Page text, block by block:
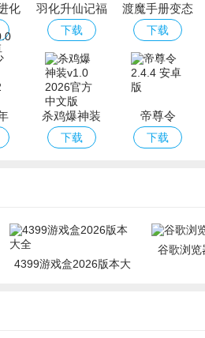
化
石
无
羽化升仙记福
利版
下载
渡魔手册变态
版
下载
杀鸡爆神装
下载
帝尊令
下载
4399游戏盒2026版本大
谷歌浏览